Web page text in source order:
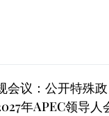
会议：公开特殊政
年APEC领导人